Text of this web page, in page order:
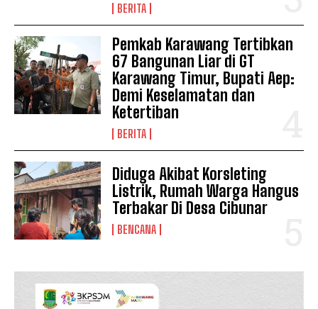
News Week
Magazine PRO
BERITA
Pemkab Karawang Tertibkan
67 Bangunan Liar di GT
Karawang Timur, Bupati Aep:
Demi Keselamatan dan
Ketertiban
BERITA
Diduga Akibat Korsleting
Listrik, Rumah Warga Hangus
Terbakar Di Desa Cibunar
BENCANA